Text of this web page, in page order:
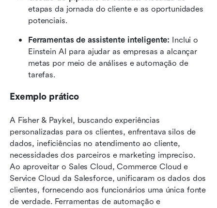
etapas da jornada do cliente e as oportunidades
potenciais.
Ferramentas de assistente inteligente: Inclui o
Einstein AI para ajudar as empresas a alcançar
metas por meio de análises e automação de
tarefas.
Exemplo prático
A Fisher & Paykel, buscando experiências
personalizadas para os clientes, enfrentava silos de
dados, ineficiências no atendimento ao cliente,
necessidades dos parceiros e marketing impreciso.
Ao aproveitar o Sales Cloud, Commerce Cloud e
Service Cloud da Salesforce, unificaram os dados dos
clientes, fornecendo aos funcionários uma única fonte
de verdade. Ferramentas de automação e